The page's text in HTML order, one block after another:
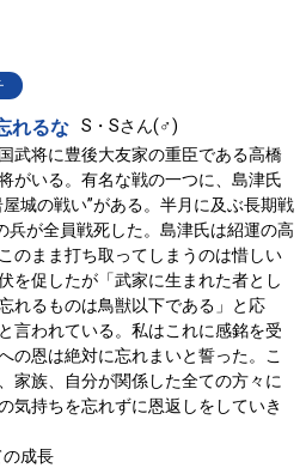
れるな
S・Sさん(♂)
武将に豊後大友家の重臣である高橋
がいる。有名な戦の一つに、島津氏
屋城の戦い”がある。半月に及ぶ長期戦
兵が全員戦死した。島津氏は紹運の高
のまま打ち取ってしまうのは惜しい
を促したが「武家に生まれた者とし
れるものは鳥獣以下である」と応
言われている。私はこれに感銘を受
の恩は絶対に忘れまいと誓った。こ
家族、自分が関係した全ての方々に
気持ちを忘れずに恩返しをしていき
成長